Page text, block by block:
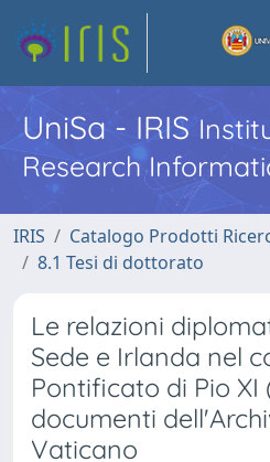
UniSa - IRIS
Research
IRIS Catalogo Prodotti
8.1 Tesi di dottorato
Le relazioni
Sede e Irlanda nel
Pontificato di Pio XI
documenti
Vaticano